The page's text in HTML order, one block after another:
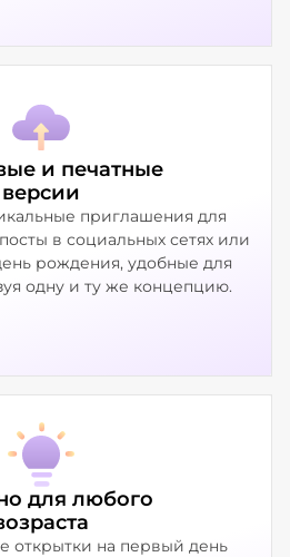
и печатные
версии
приглашения для
в социальных сетях или
рождения, удобные для
одну и ту же концепцию.
для любого
открытки на первый день